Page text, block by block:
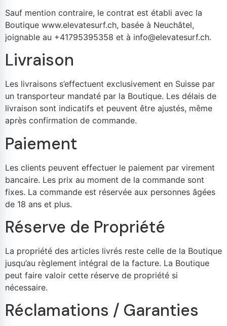
Sauf mention contraire, le contrat est établi avec la
Boutique www.elevatesurf.ch, basée à Neuchâtel,
joignable au +41795395358 et à info@elevatesurf.ch.
Livraison
Les livraisons s’effectuent exclusivement en Suisse par
un transporteur mandaté par la Boutique. Les délais de
livraison sont indicatifs et peuvent être ajustés, même
après confirmation de commande.
Paiement
Les clients peuvent effectuer le paiement par virement
bancaire. Les prix au moment de la commande sont
fixes. La commande est réservée aux personnes âgées
de 18 ans et plus.
Réserve de Propriété
La propriété des articles livrés reste celle de la Boutique
jusqu’au règlement intégral de la facture. La Boutique
peut faire valoir cette réserve de propriété si
nécessaire.
Réclamations / Garanties